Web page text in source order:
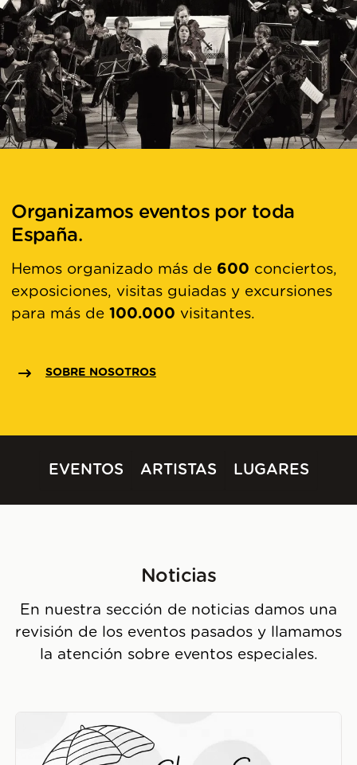
Organizamos eventos por toda
España.
Hemos organizado más de 600 conciertos,
exposiciones, visitas guiadas y excursiones
para más de100.000 visitantes.
SOBRE NOSOTROS
EVENTOS ARTISTAS LUGARES
Noticias
En nuestra sección de noticias damos una
revisión de los eventos pasados y llamamos
la atención sobre eventos especiales.